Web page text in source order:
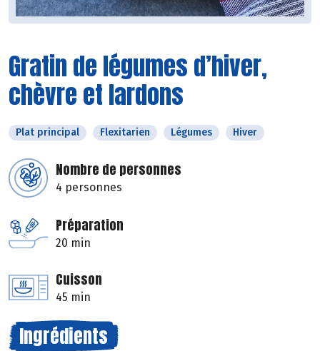
Gratin de légumes d’hiver,
chèvre et lardons
Plat principal Flexitarien Légumes Hiver
Nombre de personnes
4 personnes
Préparation
20 min
Cuisson
45 min
Ingrédients